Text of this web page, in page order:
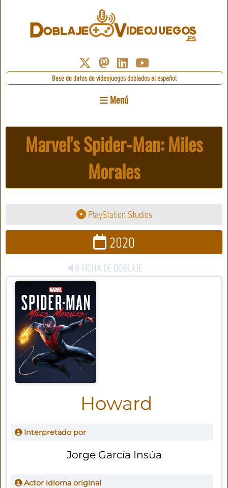
Base de datos de videojuegos doblados al español
Menú
Marvel's Spider-Man: Miles
Morales
PlayStation Studios
2020
FICHA DE DOBLAJE
Howard
Interpretado por
Jorge García Insúa
Actor idioma original